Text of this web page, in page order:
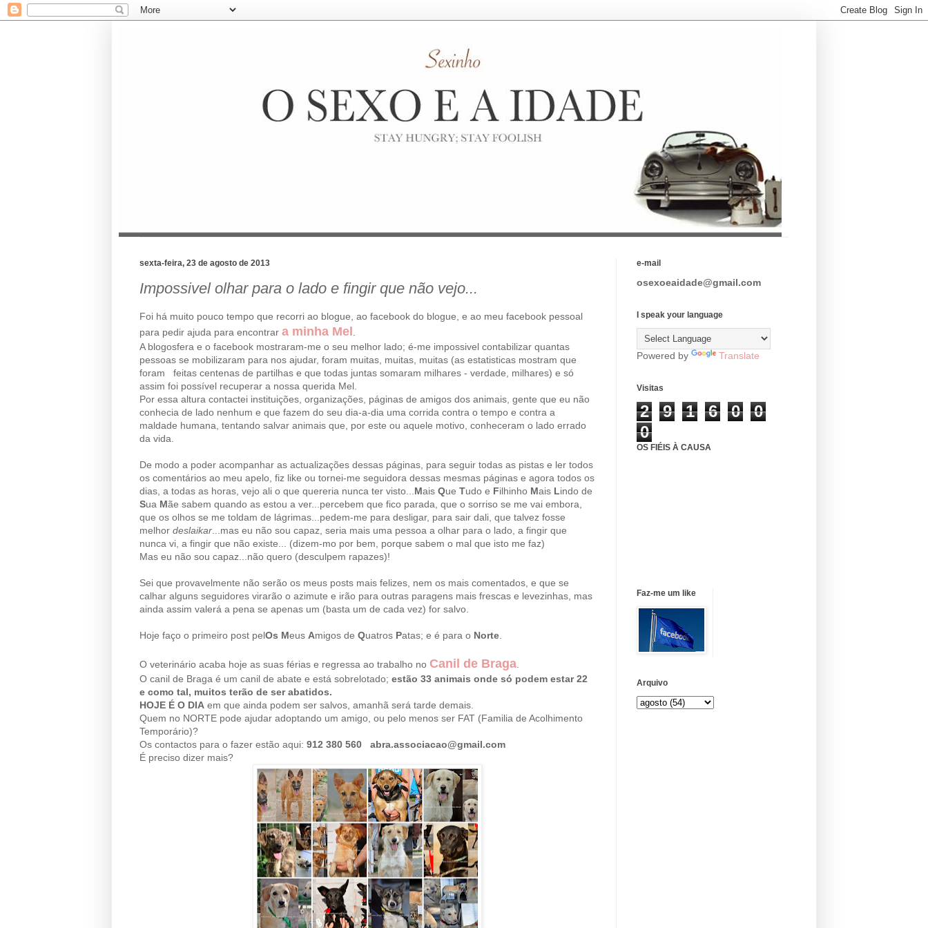
sexta-feira, 23 de agosto de 2013
Impossivel olhar para o lado e fingir que não vejo...
Foi há muito pouco tempo que recorri ao blogue, ao facebook do blogue, e ao meu facebook pessoal
para pedir ajuda para encontrar a minha Mel .
A blogosfera e o facebook mostraram-me o seu melhor lado; é-me impossivel contabilizar quantas
pessoas se mobilizaram para nos ajudar, foram muitas, muitas, muitas (as estatisticas mostram que
foram feitas centenas de partilhas e que todas juntas somaram milhares - verdade, milhares) e só
assim foi possível recuperar a nossa querida Mel.
Por essa altura contactei instituições, organizações, páginas de amigos dos animais, gente que eu não
conhecia de lado nenhum e que fazem do seu dia-a-dia uma corrida contra o tempo e contra a
maldade humana, tentando salvar animais que, por este ou aquele motivo, conheceram o lado errado
da vida.
De modo a poder acompanhar as actualizações dessas páginas, para seguir todas as pistas e ler todos
os comentários ao meu apelo, fiz like ou tornei-me seguidora dessas mesmas páginas e agora todos os
dias, a todas as horas, vejo ali o que quereria nunca ter visto...Mais Que Tudo e Filhinho Mais Lindo de
Sua Mãe sabem quando as estou a ver...percebem que fico parada, que o sorriso se me vai embora,
que os olhos se me toldam de lágrimas...pedem-me para desligar, para sair dali, que talvez fosse
melhor deslaikar...mas eu não sou capaz, seria mais uma pessoa a olhar para o lado, a fingir que
nunca vi, a fingir que não existe... (dizem-mo por bem, porque sabem o mal que isto me faz)
Mas eu não sou capaz...não quero (desculpem rapazes)!
Sei que provavelmente não serão os meus posts mais felizes, nem os mais comentados, e que se
calhar alguns seguidores virarão o azimute e irão para outras paragens mais frescas e levezinhas, mas
ainda assim valerá a pena se apenas um (basta um de cada vez) for salvo.
Hoje faço o primeiro post pelOs Meus Amigos de Quatros Patas; e é para o Norte.
O veterinário acaba hoje as suas férias e regressa ao trabalho no Canil de Braga.
O canil de Braga é um canil de abate e está sobrelotado; estão 33 animais onde só podem estar 22
e como tal, muitos terão de ser abatidos.
HOJE É O DIA em que ainda podem ser salvos, amanhã será tarde demais.
Quem no NORTE pode ajudar adoptando um amigo, ou pelo menos ser FAT (Familia de Acolhimento
Temporário)?
Os contactos para o fazer estão aqui: 912 380 560 abra.associacao@gmail.com
É preciso dizer mais?
e-mail
osexoeaidade@gmail.com
I speak your language
Powered by Translate
Visitas
2 9 1 6 0
0
0
OS FIÉIS À CAUSA
Faz-me um like
Arquivo